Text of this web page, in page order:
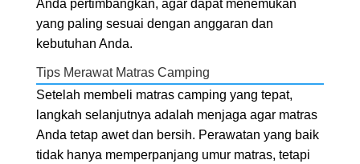
Anda pertimbangkan, agar dapat menemukan
yang paling sesuai dengan anggaran dan
kebutuhan Anda.
Tips Merawat Matras Camping
Setelah membeli matras camping yang tepat,
langkah selanjutnya adalah menjaga agar matras
Anda tetap awet dan bersih. Perawatan yang baik
tidak hanya memperpanjang umur matras, tetapi